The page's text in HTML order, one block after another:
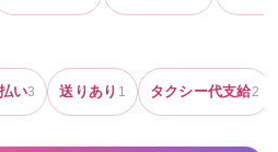
い3 送りあり 1 タクシー代支給2